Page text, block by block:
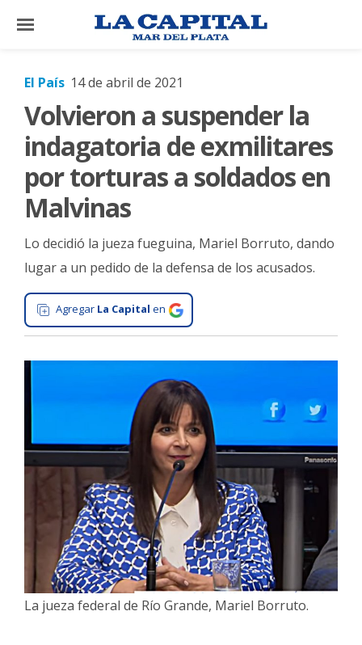
×
El
País
Mundo
La
Cultura
Tecnología
Gastronomía
Interés
General
Ciudad
Deportes
Espectáculos
Policiales
Cartelera
El País 14 de abril de 2021
Volvieron a suspender la
indagatoria de exmilitares
por torturas a soldados en
Malvinas
Lo decidió la jueza fueguina, Mariel Borruto, dando
lugar a un pedido de la defensa de los acusados.
Agregar La Capital en
La jueza federal de Río Grande, Mariel Borruto.